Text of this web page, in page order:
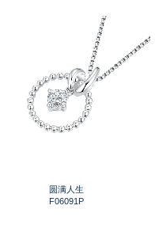
圆满人生
F06091P